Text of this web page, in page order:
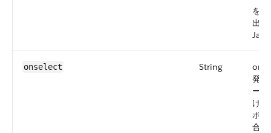
を
出
onselect String
発
ー
け
ボ
合)